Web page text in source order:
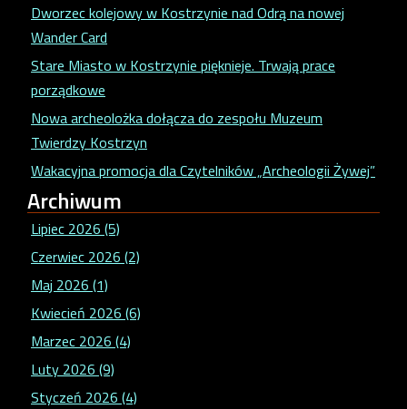
Dworzec kolejowy w Kostrzynie nad Odrą na nowej
Wander Card
Stare Miasto w Kostrzynie pięknieje. Trwają prace
porządkowe
Nowa archeolożka dołącza do zespołu Muzeum
Twierdzy Kostrzyn
Wakacyjna promocja dla Czytelników „Archeologii Żywej”
Archiwum
Lipiec 2026 (5)
Czerwiec 2026 (2)
Maj 2026 (1)
Kwiecień 2026 (6)
Marzec 2026 (4)
Luty 2026 (9)
Styczeń 2026 (4)